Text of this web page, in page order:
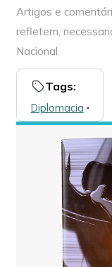
Artigos e
refletem,
Nacional
Tags:
Diplomacia 🞌